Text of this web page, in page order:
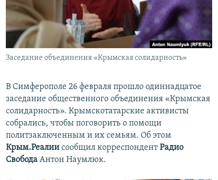
ПОБЕДИТЕЛЕЙ НЕ СУДЯТ?
КРЫМ.НЕПОКОРЕННЫЙ
ELIFBE
УКРАИНСКАЯ ПРОБЛЕМА КРЫМА
ПРИСОЕДИНЯЙТЕСЬ!
Заседание объединения «Крымская солидарность»
В Симферополе 26 февраля прошло одиннадцатое
заседание общественного объединения «Крымская
солидарность». Крымскотатарские активисты
собрались, чтобы поговорить о помощи
политзаключенным и их семьям. Об этом
Крым.Реалии сообщил корреспондентРадио
Свобода Антон Наумлюк.